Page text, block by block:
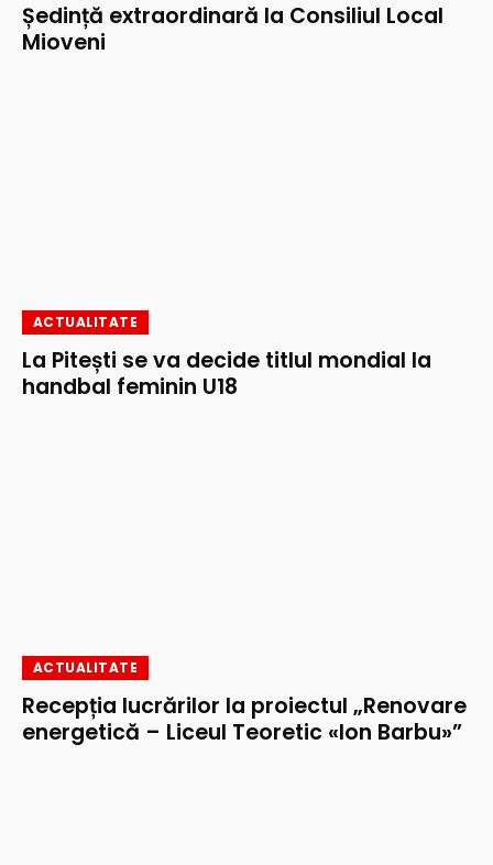
Ședință extraordinară la Consiliul Local
Mioveni
ACTUALITATE
La Pitești se va decide titlul mondial la
handbal feminin U18
ACTUALITATE
Recepția lucrărilor la proiectul „Renovare
energetică – Liceul Teoretic «Ion Barbu»”